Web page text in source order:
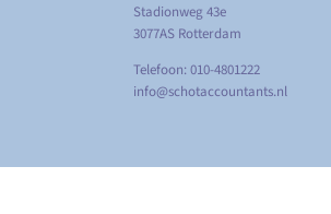
Stadionweg 43e
3077AS Rotterdam
Telefoon: 010-4801222
info@schotaccountants.nl